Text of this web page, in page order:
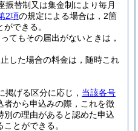
振替制又は集金制により毎月
2項の規定による場合は，2箇
できる。
てもその届出がないときは，
した場合の料金は，随時これ
掲げる区分に応じ， 当該各号
者から申込みの際，これを徴
別の理由があると認めた申込
とができる。